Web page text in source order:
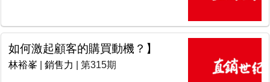
如何激起顧客的購買動機？】
林裕峯 銷售力 | 第315期